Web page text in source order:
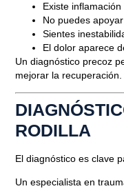
Existe
No puedes
Sientes
El dolor aparece
Un diagnóstico precoz
mejorar la recuperación.
RODILLA
El diagnóstico es clave
Un especialista en